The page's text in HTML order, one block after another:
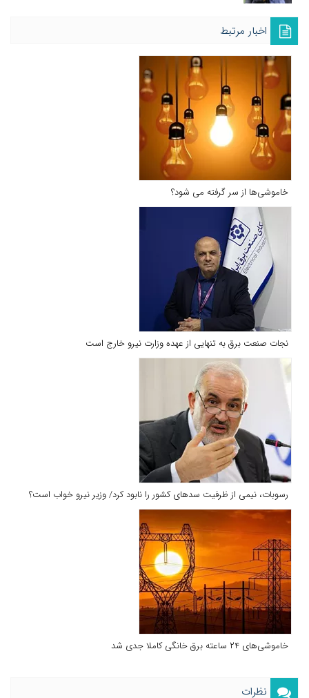
اخبار مرتبط
خاموشی‌‌ها از سر گرفته می‌ شود؟
نجات صنعت برق به تنهایی از عهده وزارت نیرو خارج است
رسوبات، نیمی از ظرفیت سدهای کشور را نابود کرد/ وزیر نیرو خواب است؟
خاموشی‌های ۲۴ ساعته برق خانگی کاملا جدی شد
نظرات